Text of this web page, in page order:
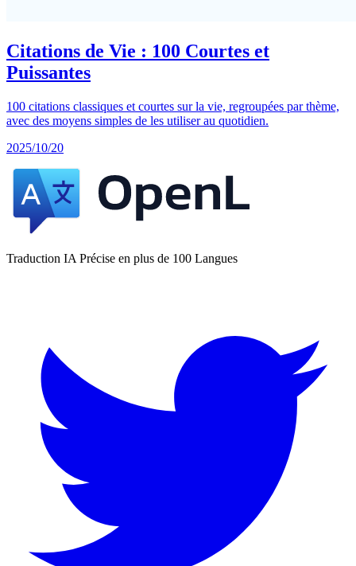
Citations de Vie : 100 Courtes et
Puissantes
100 citations classiques et courtes sur la vie, regroupées par thème,
avec des moyens simples de les utiliser au quotidien.
2025/10/20
Traduction IA Précise en plus de 100 Langues